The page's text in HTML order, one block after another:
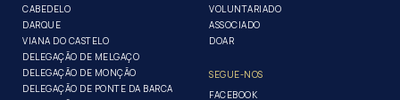
CABEDELO
DARQUE
VIANA DO CASTELO
DELEGAÇÃO DE MELGAÇO
DELEGAÇÃO DE MONÇÃO
DELEGAÇÃO DE PONTE DA BARCA
VOLUNTARIADO
ASSOCIADO
DOAR
SEGUE-NOS
FACEBOOK